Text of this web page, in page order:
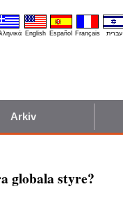
English Español Français עברית
Arkiv
globala styre?